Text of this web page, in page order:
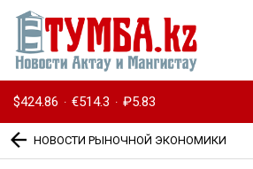
$424.86 · €514.3 · ₽5.83
НОВОСТИ РЫНОЧНОЙ ЭКОНОМИКИ